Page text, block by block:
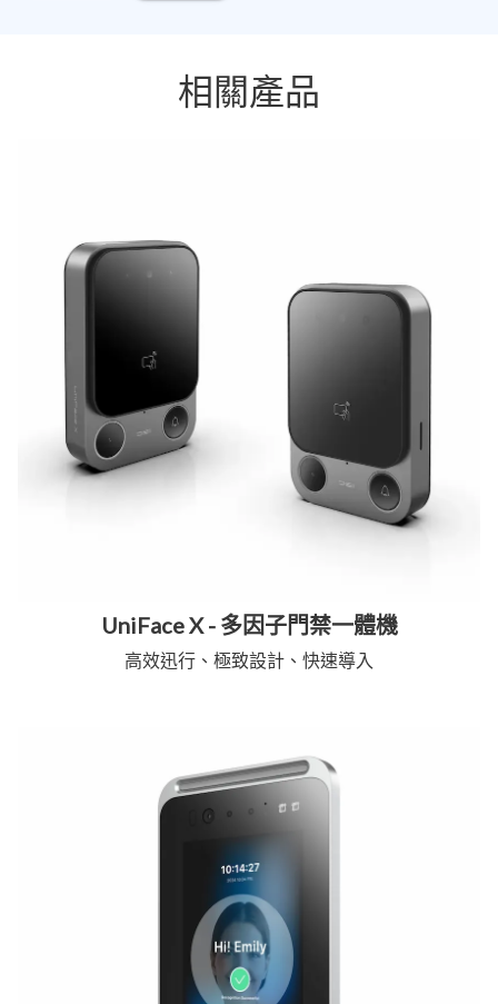
相關產品
UniFace X - 多因子門禁一體機
高效迅行、極致設計、快速導入